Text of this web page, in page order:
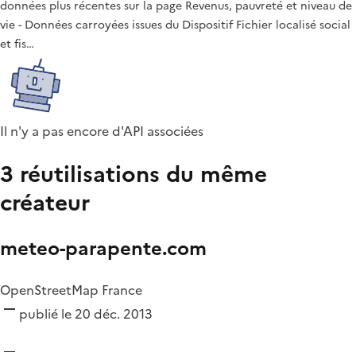
données plus récentes sur la page Revenus, pauvreté et niveau de
vie - Données carroyées issues du Dispositif Fichier localisé social
et fis…
Il n'y a pas encore d'API associées
3 réutilisations du même
créateur
meteo-parapente.com
OpenStreetMap France
publié le 20 déc. 2013